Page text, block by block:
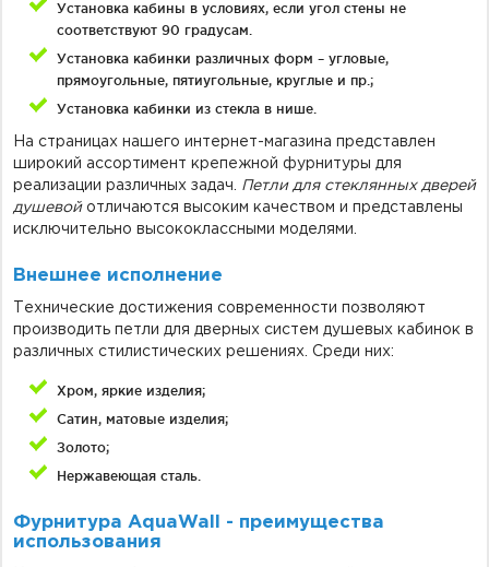
Установка кабины в условиях, если угол стены не
соответствуют 90 градусам.
Установка кабинки различных форм – угловые,
прямоугольные, пятиугольные, круглые и пр.;
Установка кабинки из стекла в нише.
На страницах нашего интернет-магазина представлен
широкий ассортимент крепежной фурнитуры для
реализации различных задач. Петли для стеклянных дверей
душевойотличаются высоким качеством и представлены
исключительно высококлассными моделями.
Внешнее исполнение
Технические достижения современности позволяют
производить петли для дверных систем душевых кабинок в
различных стилистических решениях. Среди них:
Хром, яркие изделия;
Сатин, матовые изделия;
Золото;
Нержавеющая сталь.
Фурнитура AquaWall - преимущества
использования